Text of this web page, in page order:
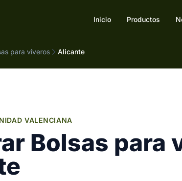
Inicio Productos
para viveros Alicante
VALENCIANA
Bolsas para